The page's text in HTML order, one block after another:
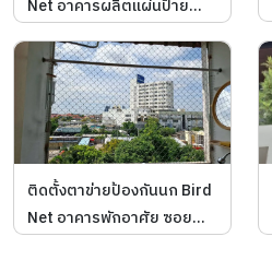
Net อาคารผลิตแผ่นป้าย
บก จตุจักร
ติดตั้งตาข่ายป้องกันนก Bird
Net อาคารพักอาศัย ซอย